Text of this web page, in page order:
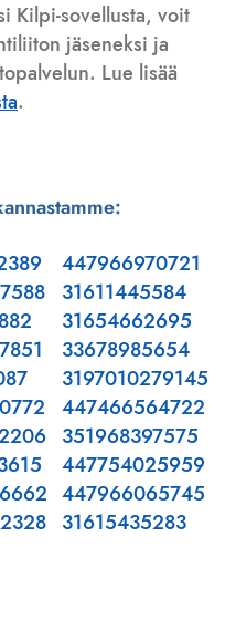
Kilpi-sovellusta, voit
jäseneksi ja
Lue lisää
.
447966970721
31611445584
31654662695
33678985654
3197010279145
447466564722
351968397575
447754025959
447966065745
31615435283